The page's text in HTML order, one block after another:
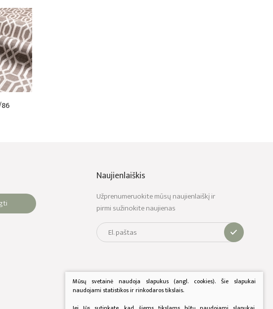
Naujienlaiškis
Užprenumeruokite mūsų naujienlaiškį ir
pirmi sužinokite naujienas
Mūsų svetainė naudoja slapukus (angl. cookies). Šie slapukai
naudojami statistikos ir rinkodaros tikslais.